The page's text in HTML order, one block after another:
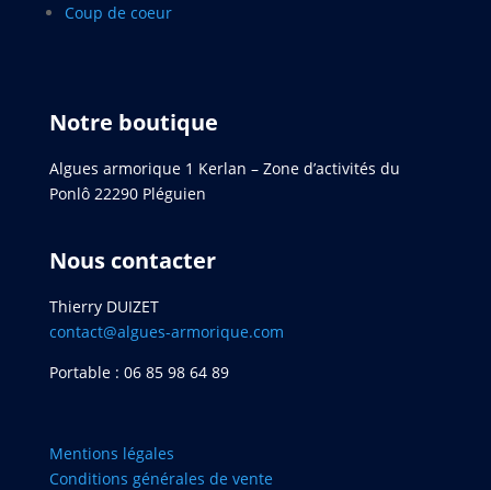
Coup de coeur
Notre boutique
Algues armorique 1 Kerlan – Zone d’activités du
Ponlô 22290 Pléguien
Nous contacter
Thierry DUIZET
contact@algues-armorique.com
Portable : 06 85 98 64 89
Mentions légales
Conditions générales de vente